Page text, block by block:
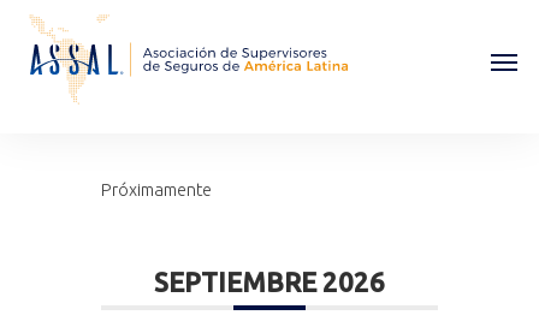
Próximamente
SEPTIEMBRE 2026